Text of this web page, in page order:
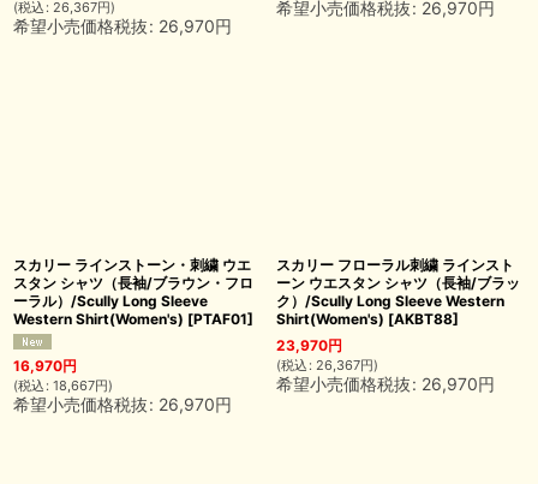
(税込 : 26,367円)
希望小売価格税抜: 26,970円
希望小売価格税抜: 26,970円
スカリー ラインストーン・刺繍 ウエ
スタン シャツ（長袖/ブラウン・フロ
ーラル）/Scully Long Sleeve
Western Shirt(Women's) [PTAF01]
16,970円
(税込 : 18,667円)
希望小売価格税抜: 26,970円
スカリー フローラル刺繍 ラインスト
ーン ウエスタン シャツ（長袖/ブラッ
ク）/Scully Long Sleeve Western
Shirt(Women's) [AKBT88]
23,970円
(税込 : 26,367円)
希望小売価格税抜: 26,970円